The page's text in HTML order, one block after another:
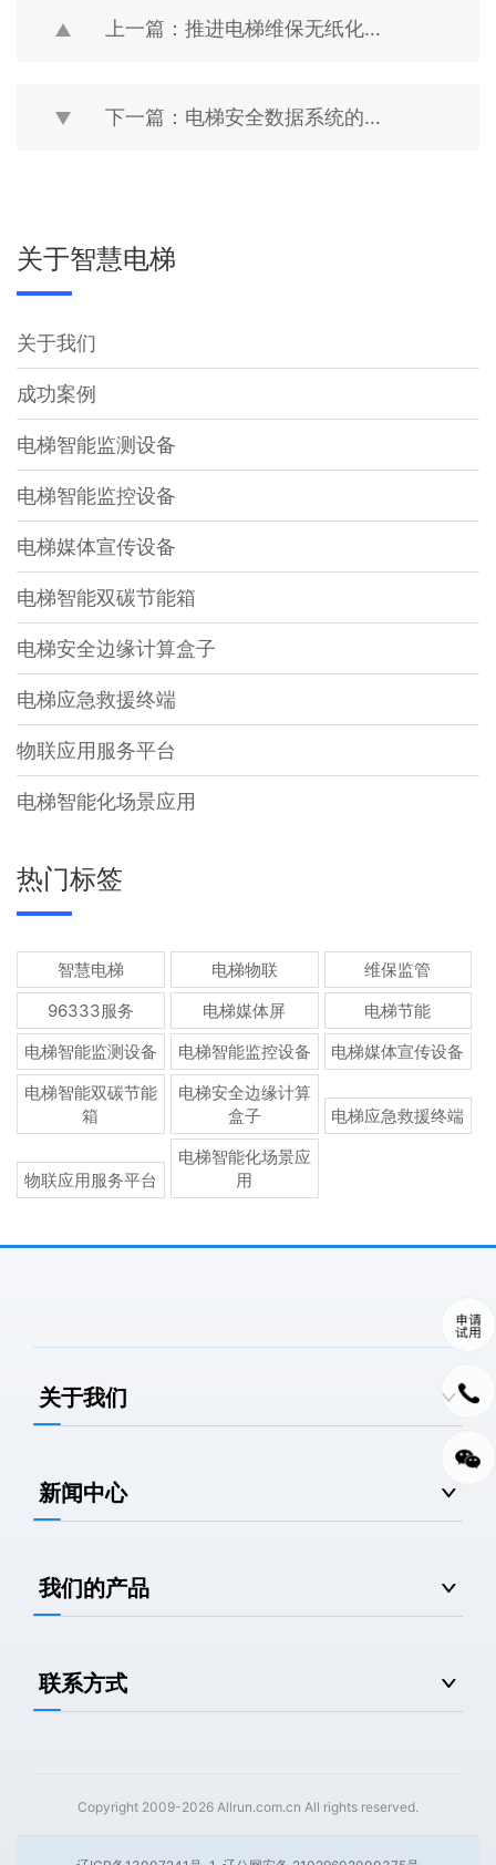
上一篇：推进电梯维保无纸化时应注意的问题
下一篇：电梯安全数据系统的结构是怎样的
关于智慧电梯
关于我们
成功案例
电梯智能监测设备
电梯智能监控设备
电梯媒体宣传设备
电梯智能双碳节能箱
电梯安全边缘计算盒子
电梯应急救援终端
物联应用服务平台
电梯智能化场景应用
热门标签
智慧电梯 电梯物联
维保监管
96333服务
电梯媒体屏
电梯节能
电梯智能监测设备
电梯智能监控设备
电梯媒体宣传设备
电梯智能双碳节能
箱
电梯安全边缘计算
盒子
电梯应急救援终端
物联应用服务平台
电梯智能化场景应
用
关于我们
新闻中心
我们的产品
联系方式
Copyright 2009-2026 Allrun.com.cn All rights reserved.